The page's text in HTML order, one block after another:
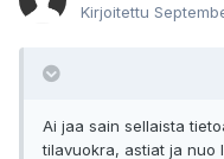
Kirjoitettu
Ai jaa sain sellaista
tilavuokra, astiat ja nuo